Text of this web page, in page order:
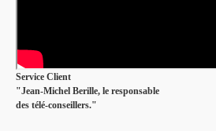
Service Client
"Jean-Michel Berille, le responsable
des télé-conseillers."